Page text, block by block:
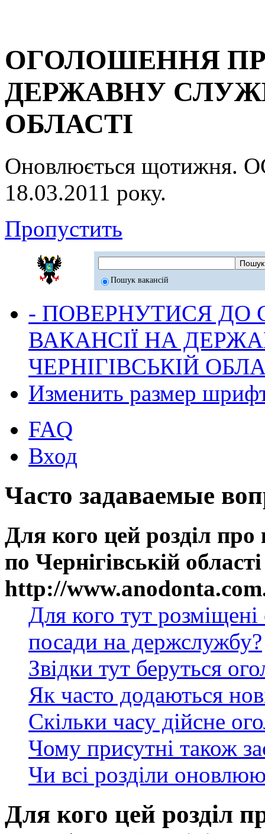
ОГОЛОШЕННЯ
ДЕРЖАВНУ
ОБЛАСТІ
Оновлюється
18.03.2011 року.
Пропустить
Пошук вакансій
- ПОВЕРНУТИСЯ ДО
ВАКАНСІЇ НА
ЧЕРНІГІВСЬКІЙ
Изменить размер
FAQ
Вход
Часто задаваемые
Для кого цей розділ
по Чернігівській
http://
Для кого тут
посади на держслужбу?
Звідки тут беруться
Як часто додаються
Скільки часу дійсне
Чому присутні також
Чи всі розділи
Для кого цей розділ